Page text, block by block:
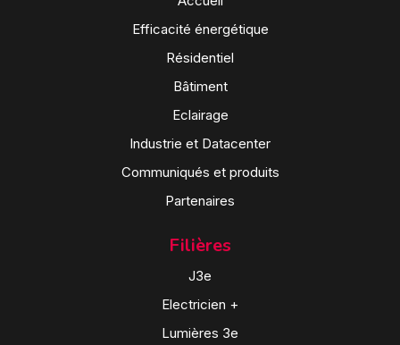
Efficacité énergétique
Résidentiel
Bâtiment
Eclairage
Industrie et Datacenter
Communiqués et produits
Partenaires
Filières
J3e
Electricien +
Lumières 3e